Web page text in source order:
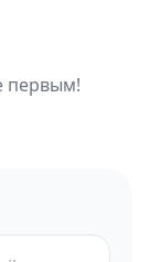
первым!